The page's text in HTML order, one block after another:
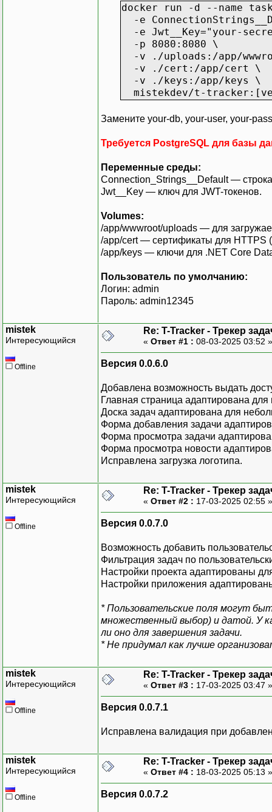
docker run -d --name
-e
-e Jwt__Key="your-
-p 8080:8080 \
-v ./uploads:/app/
-v ./cert:/app/cert \
-v ./keys:/app/keys \
mistekdev/t-
Замените your-db, your-user, your-
Требуется PostgreSQL для базы
Переменные среды:
Connection_Strings__Default —
Jwt__Key — ключ для JWT-токенов.
Volumes:
/app/wwwroot/uploads — для
/app/cert — сертификаты для HTTPS
/app/keys — ключи для .NET Core
Пользователь по умолчанию:
Логин: admin
Пароль: admin12345
mistek
Интересующийся
Offline
Re: T-Tracker - Трекер
« Ответ #1 : 08-03-2025 03:52
Версия 0.0.6.0
Добавлена возможность выдать
Главная страница адаптирована
Доска задач адаптирована для
Форма добавления задачи
Форма просмотра задачи
Форма просмотра новости
Исправлена загрузка логотипа.
mistek
Интересующийся
Offline
Re: T-Tracker - Трекер
« Ответ #2 : 17-03-2025 02:55
Версия 0.0.7.0
Возможность добавить
Фильтрация задач по
Настройки проекта адаптированы
Настройки приложения
* Пользовательские поля могут
множественный выбор) и датой. У
ли оно для завершения задачи.
* Не придумал как лучше
mistek
Интересующийся
Offline
Re: T-Tracker - Трекер
« Ответ #3 : 17-03-2025 03:47
Версия 0.0.7.1
Исправлена валидация при
mistek
Интересующийся
Offline
Re: T-Tracker - Трекер
« Ответ #4 : 18-03-2025 05:13
Версия 0.0.7.2